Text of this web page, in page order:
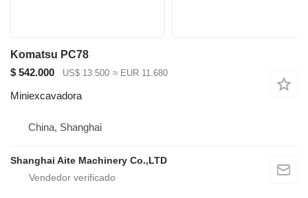
Komatsu PC78
$ 542.000
US$ 13.500 ≈ EUR 11.680
Miniexcavadora
China, Shanghai
Shanghai Aite Machinery Co.,LTD